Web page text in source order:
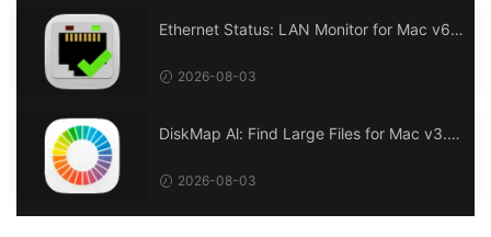
Ethernet Status: LAN Monitor for Mac v6.
2026-08-03
DiskMap Al: Find Large Files for Mac v3.1
2026-08-03